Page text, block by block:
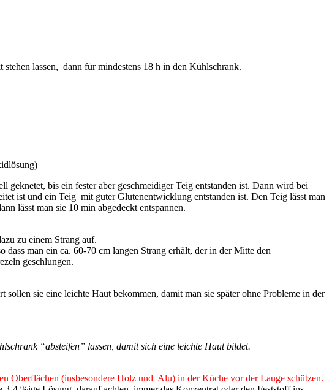
lassen, dann für mindestens 18 h in den Kühlschrank.
bis ein fester aber geschmeidiger Teig entstanden ist. Dann wird bei
ist und ein Teig mit guter Glutenentwicklung entstanden ist. Den Teig lässt man
lässt man sie 10 min abgedeckt entspannen.
zu einem Strang auf.
man ein ca. 60-70 cm langen Strang erhält, der in der Mitte den
geschlungen.
sie eine leichte Haut bekommen, damit man sie später ohne Probleme in der
“absteifen” lassen, damit sich eine leichte Haut bildet.
Oberflächen (insbesondere Holz und Alu) in der Küche vor der Lauge schützen.